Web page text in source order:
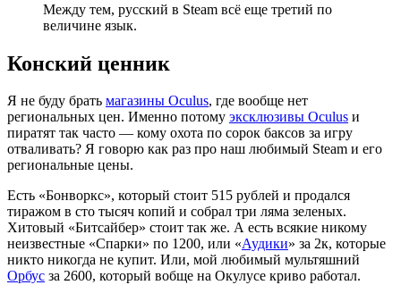
Между тем, русский в Steam всё еще третий по
величине язык.
Конский ценник
Я не буду брать магазины Oculus, где вообще нет
региональных цен. Именно потому эксклюзивы Oculus и
пиратят так часто — кому охота по сорок баксов за игру
отваливать? Я говорю как раз про наш любимый Steam и его
региональные цены.
Есть «Бонворкс», который стоит 515 рублей и продался
тиражом в сто тысяч копий и собрал три ляма зеленых.
Хитовый «Битсайбер» стоит так же. А есть всякие никому
неизвестные «Спарки» по 1200, или «Аудики» за 2к, которые
никто никогда не купит. Или, мой любимый мультяшний
Орбус за 2600, который вобще на Окулусе криво работал.